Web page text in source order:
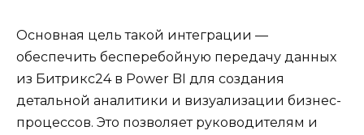
Основная цель такой интеграции —
обеспечить бесперебойную передачу данных
из Битрикс24 в Power BI для создания
детальной аналитики и визуализации бизнес-
процессов. Это позволяет руководителям и